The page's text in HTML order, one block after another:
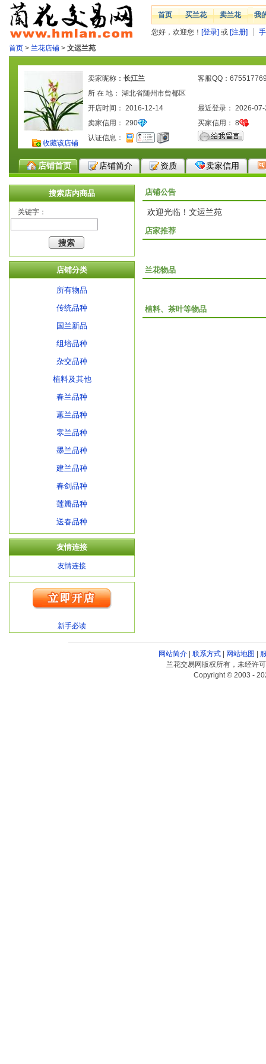
首页 买兰花 卖兰花 我
您好，欢迎您！ [登录] 或 [注册]
首页 > 兰花店铺 > 文运兰苑
收藏该店铺
卖家昵称： 长江兰
客服QQ：
所 在 地： 湖北省随州市曾都区
开店时间： 2016-12-14
最近登录： 2026-
卖家信用： 290 买家信用： 8
认证信息：
店铺首页 店铺简介 资质 卖家信用
搜索店内商品
关键字：
店铺分类
所有物品
传统品种
国兰新品
组培品种
杂交品种
植料及其他
春兰品种
蕙兰品种
寒兰品种
墨兰品种
建兰品种
春剑品种
莲瓣品种
送春品种
友情连接
友情连接
新手必读
店铺公告
欢迎光临！文运兰苑
店家推荐
兰花物品
植料、茶叶等物品
网站简介| 联系方式| 网站地图 |
兰花交易网版权所有，未经许
Copyright © 2003 -